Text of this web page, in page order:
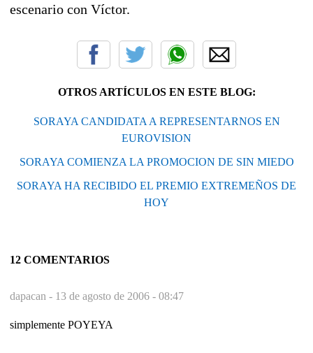
escenario con Víctor.
OTROS ARTÍCULOS EN ESTE BLOG:
SORAYA CANDIDATA A REPRESENTARNOS EN
EUROVISION
SORAYA COMIENZA LA PROMOCION DE SIN MIEDO
SORAYA HA RECIBIDO EL PREMIO EXTREMEÑOS DE
HOY
12 COMENTARIOS
dapacan - 13 de agosto de 2006 - 08:47
simplemente POYEYA